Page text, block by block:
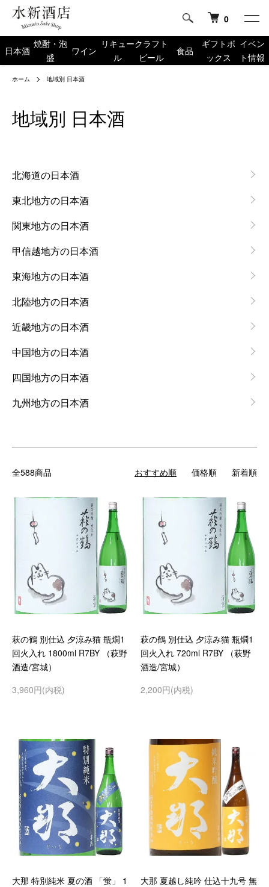
0
日本酒
焼酎・泡
盛
ワイン
リキュー
ル
クラフト
ビール
食品
ギフトボ
ックス
イベン
ト情報
ホーム 地域別 日本酒
地域別 日本酒
北海道の日本酒
東北地方の日本酒
関東地方の日本酒
甲信越地方の日本酒
東海地方の日本酒
北陸地方の日本酒
近畿地方の日本酒
中国地方の日本酒
四国地方の日本酒
九州地方の日本酒
全588商品 おすすめ順 価格順 新着順
萩の鶴 別仕込 夕涼み猫 瓶燗1
回火入れ 1800ml R7BY （萩野
酒造/宮城）
3,960円(内税)
萩の鶴 別仕込 夕涼み猫 瓶燗1
回火入れ 720ml R7BY （萩野
酒造/宮城）
2,200円(内税)
大那 特別純米 夏の酒 「蛍」 1
大那 夏越し純吟 仕込十九号 無